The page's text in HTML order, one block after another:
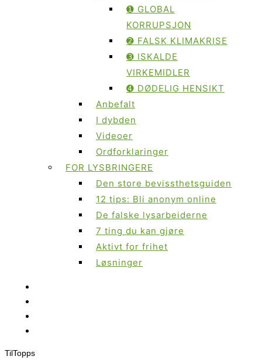
➊ GLOBAL
KORRUPSJON
➋ FALSK KLIMAKRISE
➌ ISKALDE
VIRKEMIDLER
➍ DØDELIG HENSIKT
Anbefalt
I dybden
Videoer
Ordforklaringer
FOR LYSBRINGERE
Den store bevissthetsguiden
12 tips: Bli anonym online
De falske lysarbeiderne
7 ting du kan gjøre
Aktivt for frihet
Løsninger
TilTopps